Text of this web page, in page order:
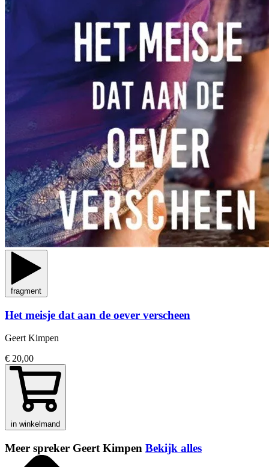
fragment
Het meisje dat aan de oever verscheen
Geert Kimpen
€ 20,00
in winkelmand
Meer spreker Geert Kimpen Bekijk alles